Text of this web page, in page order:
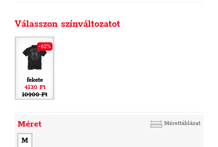
Válasszon színváltozatot
-62%
fekete
4130 Ft
10900 Ft
Méret Mérettáblázat
M